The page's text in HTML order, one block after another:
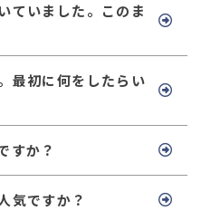
ていました。このま
最初に何をしたらい
すか？
気ですか？